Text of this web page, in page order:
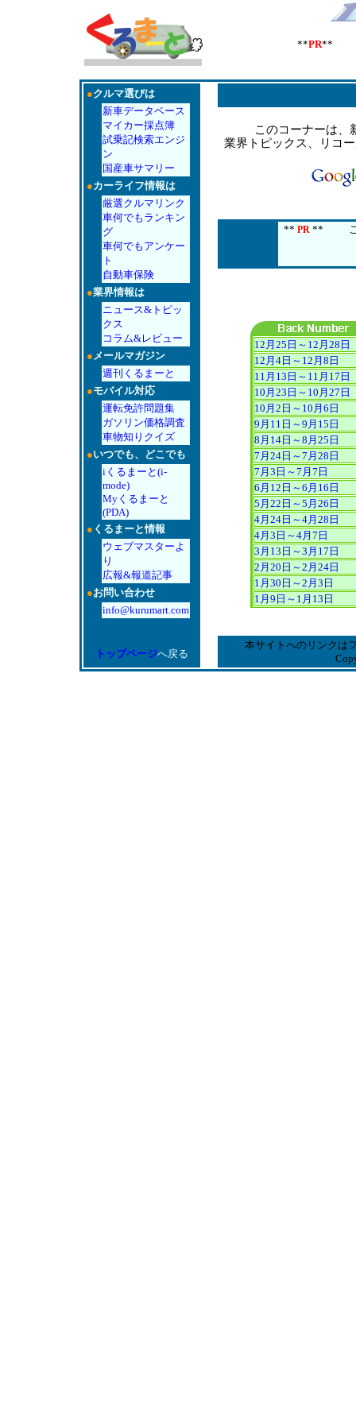
**PR** こ
●クルマ選びは
新車データベース
マイカー採点簿
試乗記検索エンジ
ン
国産車サマリー
●カーライフ情報は
厳選クルマリンク
車何でもランキン
グ
車何でもアンケー
ト
自動車保険
●業界情報は
ニュース&トピッ
クス
コラム&レビュー
●メールマガジン
週刊くるまーと
●モバイル対応
運転免許問題集
ガソリン価格調査
車物知りクイズ
●いつでも、どこでも
iくるまーと(i-
mode)
Myくるまーと
(PDA)
● くるまーと情報
ウェブマスターよ
り
広報&報道記事
●お問い合わせ
info@kurumart.com
トップページへ戻る
このコーナーは、
業界トピックス、リコ
** PR ** この
12月25日～12月28日
12月4日～12月8日
11月13日～11月17日
10月23日～10月27日
10月2日～10月6日
9月11日～9月15日
8月14日～8月25日
7月24日～7月28日
7月3日～7月7日
6月12日～6月16日
5月22日～5月26日
4月24日～4月28日
4月3日～4月7日
3月13日～3月17日
2月20日～2月24日
1月30日～2月3日
1月9日～1月13日
本サイトへのリンクは